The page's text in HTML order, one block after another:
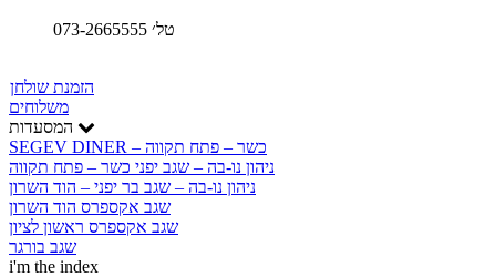
טל׳ 073-2665555
הזמנת שולחן
משלוחים
SEGEV DINER – כשר – פתח תקווה
ניהון נו-בה – שגב יפני כשר – פתח תקווה
ניהון נו-בה – שגב בר יפני – הוד השרון
שגב אקספרס הוד השרון
שגב אקספרס ראשון לציון
שגב בורגר
i'm the index